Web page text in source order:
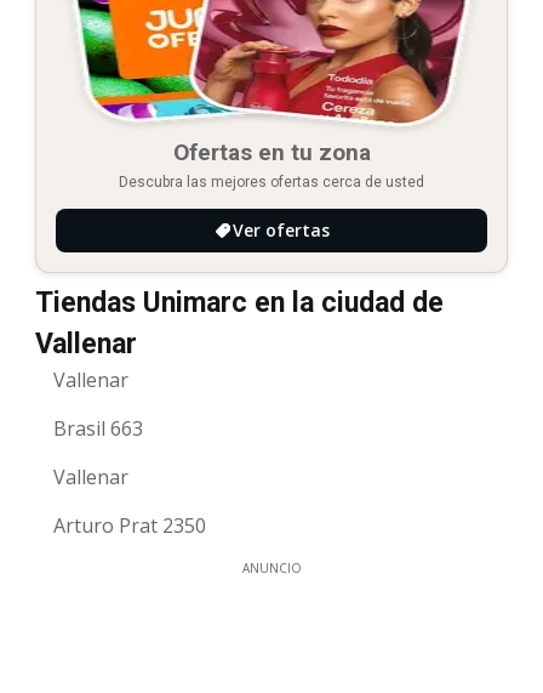
Ofertas en tu zona
Descubra las mejores ofertas cerca de usted
Ver ofertas
Tiendas Unimarc en la ciudad de
Vallenar
Vallenar
Brasil 663
Vallenar
Arturo Prat 2350
ANUNCIO